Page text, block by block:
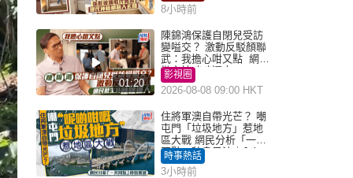
8小時前
01:20
陳錦鴻保護自閉兒受訪
變嗌交？ 激動反駁顏聯
武：我擔心咁又點 網民
批主持咄咄逼人
影視圈
2026-08-08 09:00 HKT
住將軍澳自帶光芒？ 嘲
屯門「垃圾地方」惹地
區大戰 網民分析「一共
同點」秒息風波｜Juicy
叮
時事熱話
3小時前